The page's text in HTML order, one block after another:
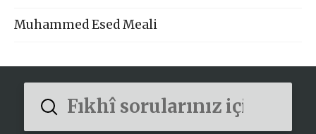
Muhammed Esed Meali
Search
Submit